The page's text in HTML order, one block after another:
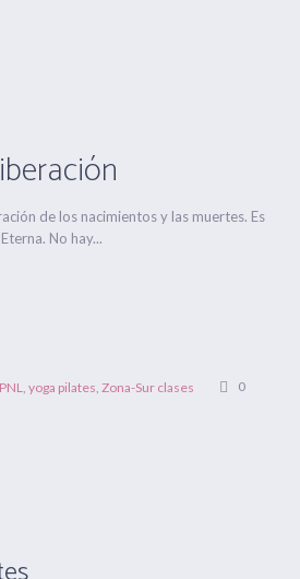
de los nacimientos y las muertes. Es
No hay...
yoga pilates Zona-Sur clases 0